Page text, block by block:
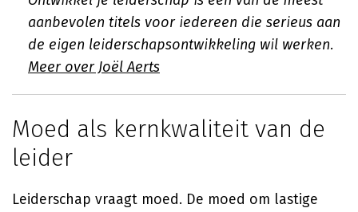
aanbevolen titels voor iedereen die serieus aan
de eigen leiderschapsontwikkeling wil werken.
Meer over Joël Aerts
Moed als kernkwaliteit van de
leider
Leiderschap vraagt moed. De moed om lastige